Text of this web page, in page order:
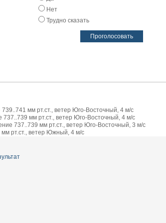
Нет
Трудно сказать
мм рт.ст., ветер Юго-Восточный, 4 м/с
мм рт.ст., ветер Юго-Восточный, 4 м/с
737..739 мм рт.ст., ветер Юго-Восточный, 3 м/с
рт.ст., ветер Южный, 4 м/с